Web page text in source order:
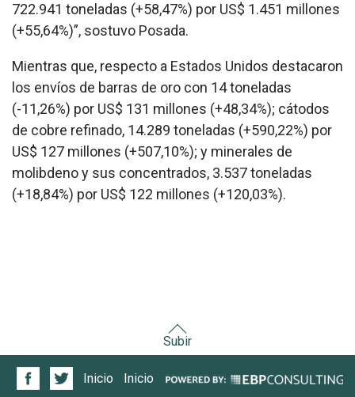
722.941 toneladas (+58,47%) por US$ 1.451 millones
(+55,64%)”, sostuvo Posada.
Mientras que, respecto a Estados Unidos destacaron
los envíos de barras de oro con 14 toneladas
(-11,26%) por US$ 131 millones (+48,34%); cátodos
de cobre refinado, 14.289 toneladas (+590,22%) por
US$ 127 millones (+507,10%); y minerales de
molibdeno y sus concentrados, 3.537 toneladas
(+18,84%) por US$ 122 millones (+120,03%).
Subir
Inicio Inicio